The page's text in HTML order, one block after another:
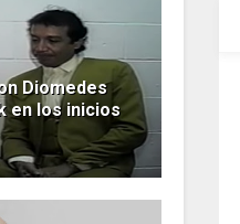
Diomedes
en los inicios